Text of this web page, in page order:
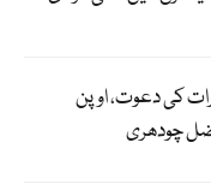
کی دعوت، اوپن
چودھری